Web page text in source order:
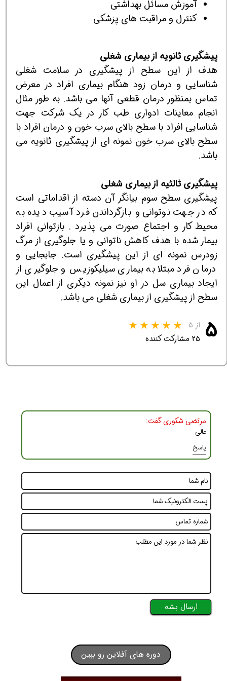
آموزش مسائل بهداشتی
كنترل و مراقبت های پزشكی
پيشگيری ثانويه از بیماری شغلی
هدف از اين سطح از پيشگيري در سلامت شغلي
شناسايی و درمان زود هنگام بيماري افراد در معرض
تماس بمنظور درمان قطعي آنها مي باشد. به طور مثال
انجام معاينات ادواری طب کار در يک شرکت جهت
شناسايي افراد با سطح بالای سرب خون و درمان افراد با
سطح بالای سرب خون نمونه ای از پيشگيری ثانويه می
باشد.
پیشگیری ثالثيه از بیماری شغلی
پيشگيري سطح سوم بيانگر آن دسته از اقداماتي است
که در جهت نوتواني و بازگرداندن فرد آسيب ديده به
محيط کار و اجتماع صورت مي پذيرد . بازتواني افراد
بيمار شده با هدف كاهش ناتواني و يا جلوگيري از مرگ
زودرس نمونه اي از اين پيشگيري است. جابجايي و
درمان فرد مبتلا به بيماري سيليكوزيس و جلوگيري از
ايجاد بيماري سل در او نيز نمونه ديگري از اعمال اين
سطح از پيشگيري از بیماری شغلی مي باشد.
۵ از ۵
۲۵ مشارکت کننده
مرتضي شكوري گفت:
عالي
پاسخ
ارسال بشه
دوره های آفلاین رو ببین